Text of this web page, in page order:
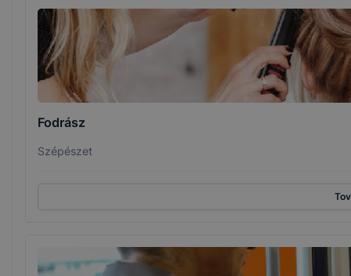
Fodrász
Szépészet